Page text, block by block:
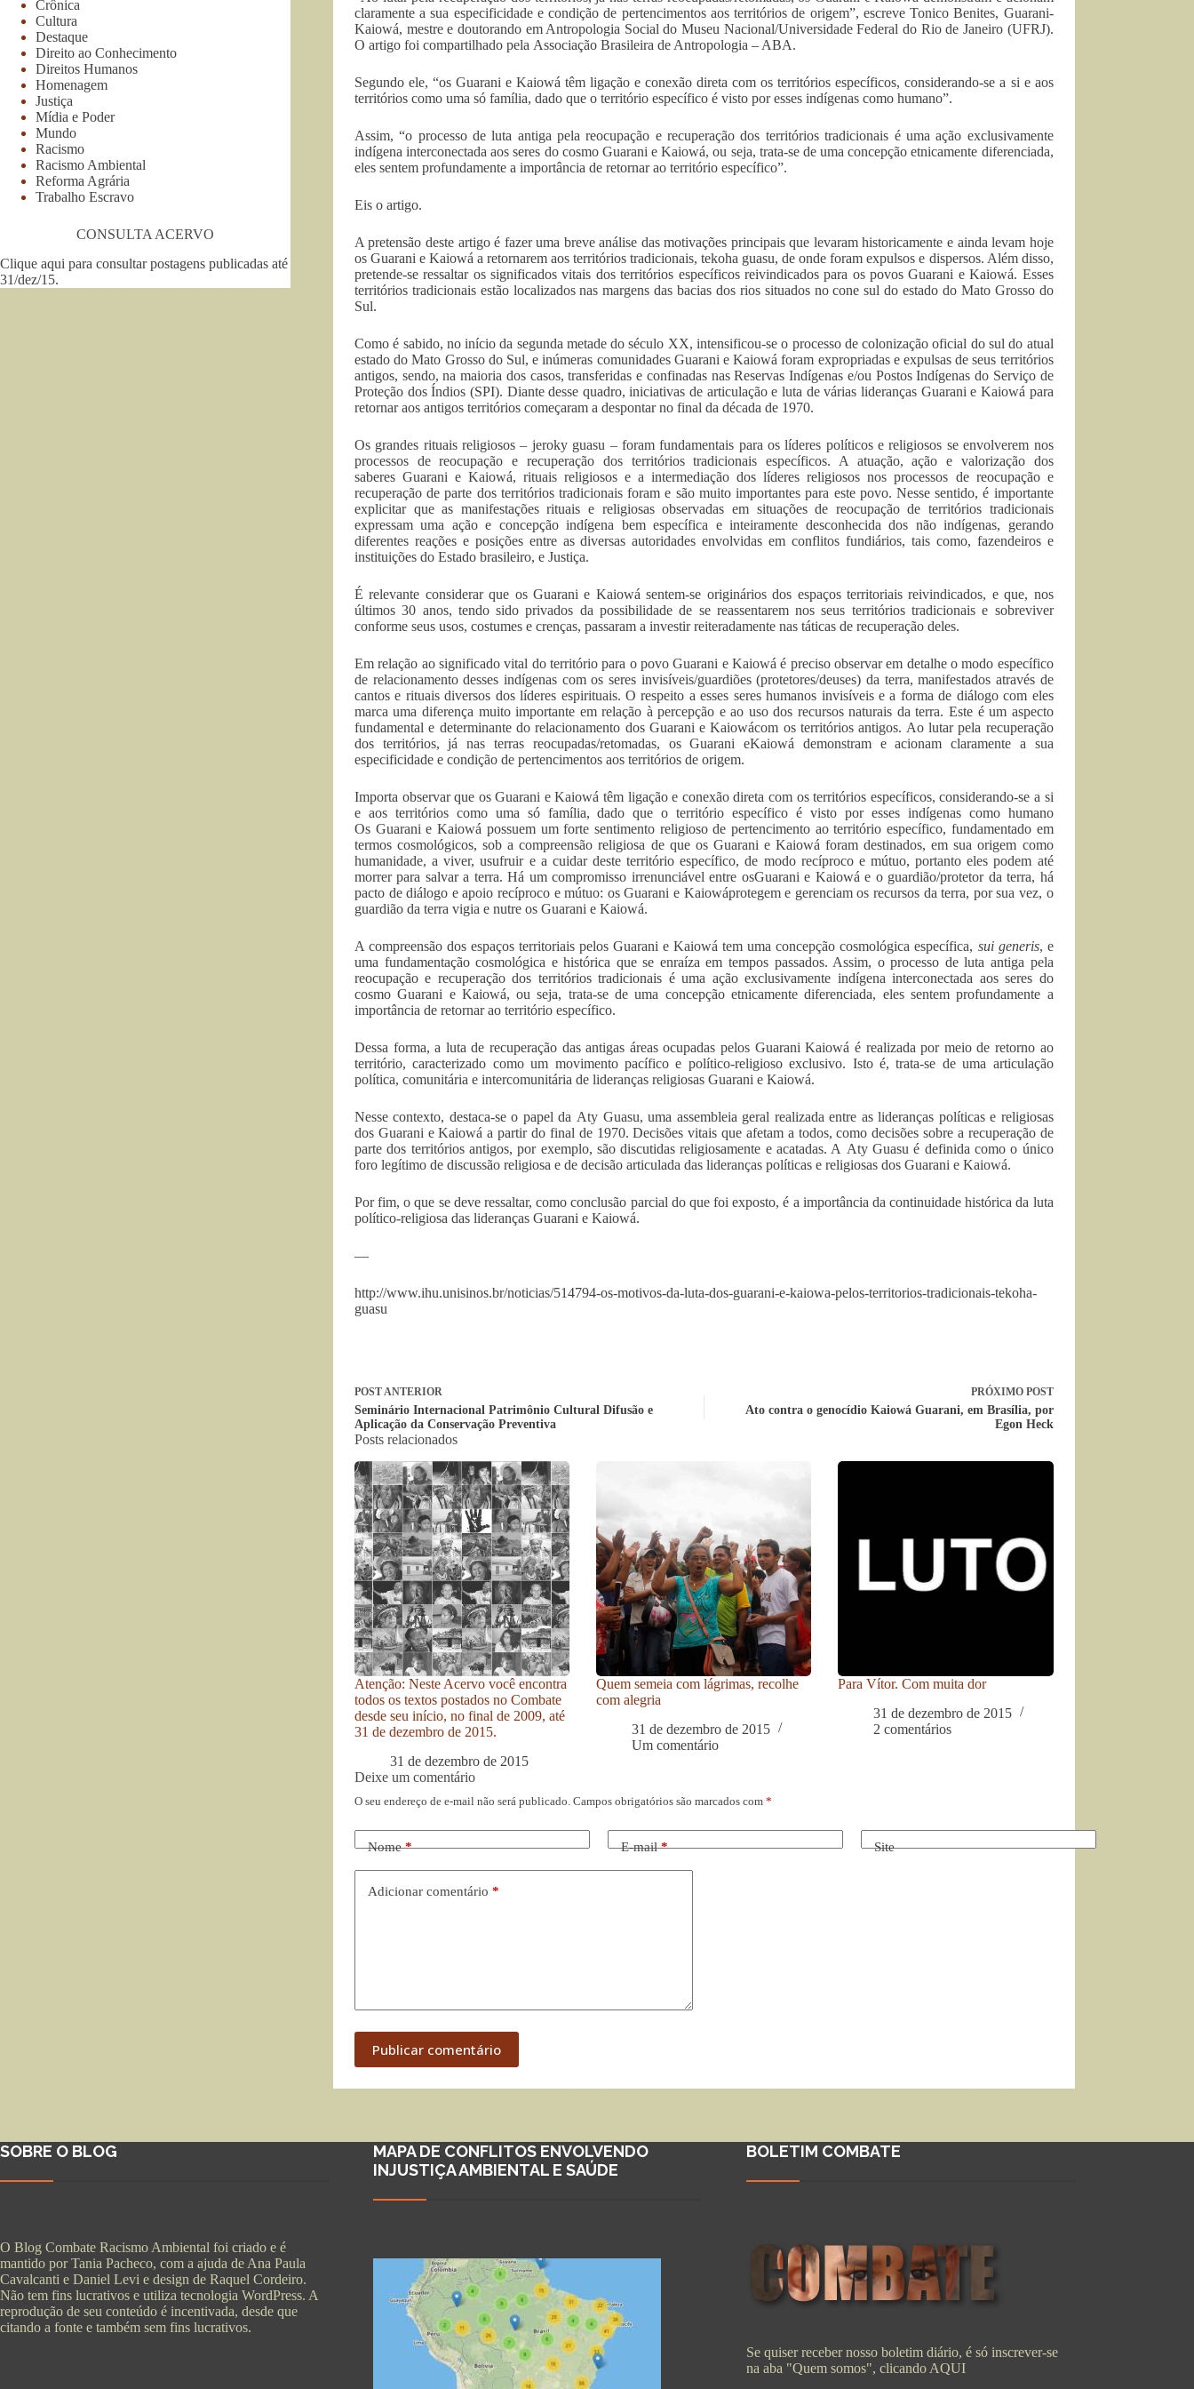
claramente a sua especificidade e condição de pertencimentos aos territórios de origem”, escreve Tonico Benites, Guarani-
Kaiowá, mestre e doutorando em Antropologia Social do Museu Nacional/Universidade Federal do Rio de Janeiro (UFRJ).
O artigo foi compartilhado pela Associação Brasileira de Antropologia – ABA.
Segundo ele, “os Guarani e Kaiowá têm ligação e conexão direta com os territórios específicos, considerando-se a si e aos
territórios como uma só família, dado que o território específico é visto por esses indígenas como humano”.
Assim, “o processo de luta antiga pela reocupação e recuperação dos territórios tradicionais é uma ação exclusivamente
indígena interconectada aos seres do cosmo Guarani e Kaiowá, ou seja, trata-se de uma concepção etnicamente diferenciada,
eles sentem profundamente a importância de retornar ao território específico”.
Eis o artigo.
A pretensão deste artigo é fazer uma breve análise das motivações principais que levaram historicamente e ainda levam hoje
os Guarani e Kaiowá a retornarem aos territórios tradicionais, tekoha guasu, de onde foram expulsos e dispersos. Além disso,
pretende-se ressaltar os significados vitais dos territórios específicos reivindicados para os povos Guarani e Kaiowá. Esses
territórios tradicionais estão localizados nas margens das bacias dos rios situados no cone sul do estado do Mato Grosso do
Sul.
Como é sabido, no início da segunda metade do século XX, intensificou-se o processo de colonização oficial do sul do atual
estado do Mato Grosso do Sul, e inúmeras comunidades Guarani e Kaiowá foram expropriadas e expulsas de seus territórios
antigos, sendo, na maioria dos casos, transferidas e confinadas nas Reservas Indígenas e/ou Postos Indígenas do Serviço de
Proteção dos Índios (SPI). Diante desse quadro, iniciativas de articulação e luta de várias lideranças Guarani e Kaiowá para
retornar aos antigos territórios começaram a despontar no final da década de 1970.
Os grandes rituais religiosos – jeroky guasu – foram fundamentais para os líderes políticos e religiosos se envolverem nos
processos de reocupação e recuperação dos territórios tradicionais específicos. A atuação, ação e valorização dos
saberes Guarani e Kaiowá, rituais religiosos e a intermediação dos líderes religiosos nos processos de reocupação e
recuperação de parte dos territórios tradicionais foram e são muito importantes para este povo. Nesse sentido, é importante
explicitar que as manifestações rituais e religiosas observadas em situações de reocupação de territórios tradicionais
expressam uma ação e concepção indígena bem específica e inteiramente desconhecida dos não indígenas, gerando
diferentes reações e posições entre as diversas autoridades envolvidas em conflitos fundiários, tais como, fazendeiros e
instituições do Estado brasileiro, e Justiça.
É relevante considerar que os Guarani e Kaiowá sentem-se originários dos espaços territoriais reivindicados, e que, nos
últimos 30 anos, tendo sido privados da possibilidade de se reassentarem nos seus territórios tradicionais e sobreviver
conforme seus usos, costumes e crenças, passaram a investir reiteradamente nas táticas de recuperação deles.
Em relação ao significado vital do território para o povo Guarani e Kaiowá é preciso observar em detalhe o modo específico
de relacionamento desses indígenas com os seres invisíveis/guardiões (protetores/deuses) da terra, manifestados através de
cantos e rituais diversos dos líderes espirituais. O respeito a esses seres humanos invisíveis e a forma de diálogo com eles
marca uma diferença muito importante em relação à percepção e ao uso dos recursos naturais da terra. Este é um aspecto
fundamental e determinante do relacionamento dos Guarani e Kaiowácom os territórios antigos. Ao lutar pela recuperação
dos territórios, já nas terras reocupadas/retomadas, os Guarani eKaiowá demonstram e acionam claramente a sua
especificidade e condição de pertencimentos aos territórios de origem.
Importa observar que os Guarani e Kaiowá têm ligação e conexão direta com os territórios específicos, considerando-se a si
e aos territórios como uma só família, dado que o território específico é visto por esses indígenas como humano
Os Guarani e Kaiowá possuem um forte sentimento religioso de pertencimento ao território específico, fundamentado em
termos cosmológicos, sob a compreensão religiosa de que os Guarani e Kaiowá foram destinados, em sua origem como
humanidade, a viver, usufruir e a cuidar deste território específico, de modo recíproco e mútuo, portanto eles podem até
morrer para salvar a terra. Há um compromisso irrenunciável entre osGuarani e Kaiowá e o guardião/protetor da terra, há
pacto de diálogo e apoio recíproco e mútuo: os Guarani e Kaiowáprotegem e gerenciam os recursos da terra, por sua vez, o
guardião da terra vigia e nutre os Guarani e Kaiowá.
A compreensão dos espaços territoriais pelos Guarani e Kaiowá tem uma concepção cosmológica específica, sui generis, e
uma fundamentação cosmológica e histórica que se enraíza em tempos passados. Assim, o processo de luta antiga pela
reocupação e recuperação dos territórios tradicionais é uma ação exclusivamente indígena interconectada aos seres do
cosmo Guarani e Kaiowá, ou seja, trata-se de uma concepção etnicamente diferenciada, eles sentem profundamente a
importância de retornar ao território específico.
Dessa forma, a luta de recuperação das antigas áreas ocupadas pelos Guarani Kaiowá é realizada por meio de retorno ao
território, caracterizado como um movimento pacífico e político-religioso exclusivo. Isto é, trata-se de uma articulação
política, comunitária e intercomunitária de lideranças religiosas Guarani e Kaiowá.
Nesse contexto, destaca-se o papel da Aty Guasu, uma assembleia geral realizada entre as lideranças políticas e religiosas
dos Guarani e Kaiowá a partir do final de 1970. Decisões vitais que afetam a todos, como decisões sobre a recuperação de
parte dos territórios antigos, por exemplo, são discutidas religiosamente e acatadas. A Aty Guasu é definida como o único
foro legítimo de discussão religiosa e de decisão articulada das lideranças políticas e religiosas dos Guarani e Kaiowá.
Por fim, o que se deve ressaltar, como conclusão parcial do que foi exposto, é a importância da continuidade histórica da luta
político-religiosa das lideranças Guarani e Kaiowá.
—
http://www.ihu.unisinos.br/noticias/514794-os-motivos-da-luta-dos-guarani-e-kaiowa-pelos-territorios-tradicionais-tekoha-
guasu
POSTANTERIOR
Seminário Internacional Patrimônio Cultural Difusão e
Aplicação da Conservação Preventiva
PRÓXIMO POST
Ato contra o genocídio Kaiowá Guarani, em Brasília, por
Egon Heck
Posts relacionados
Atenção: Neste Acervo você encontra
todos os textos postados no Combate
desde seu início, no final de 2009, até
31 de dezembro de 2015.
31 de dezembro de 2015
Quem semeia com lágrimas, recolhe
com alegria
31 de dezembro de 2015
Um comentário
Para Vítor. Com muita dor
31 de dezembro de 2015
2 comentários
Deixe um comentário
O seu endereço de e-mail não será publicado. Campos obrigatórios são marcados com *
Nome* E-mail* Site
Adicionar comentário *
Publicar comentário
Crônica
Cultura
Destaque
Direito ao Conhecimento
Direitos Humanos
Homenagem
Justiça
Mídia e Poder
Mundo
Racismo
Racismo Ambiental
Reforma Agrária
Trabalho Escravo
CONSULTA ACERVO
Clique aqui para consultar postagens publicadas até
31/dez/15.
SOBRE O BLOG
O Blog Combate Racismo Ambiental foi criado e é
mantido por Tania Pacheco, com a ajuda de Ana Paula
Cavalcanti e Daniel Levi e design de Raquel Cordeiro.
Não tem fins lucrativos e utiliza tecnologia WordPress. A
reprodução de seu conteúdo é incentivada, desde que
citando a fonte e também sem fins lucrativos.
MAPA DE CONFLITOS ENVOLVENDO
INJUSTIÇA AMBIENTAL E SAÚDE
BOLETIM COMBATE
Se quiser receber nosso boletim diário, é só inscrever-se
na aba "Quem somos", clicando AQUI